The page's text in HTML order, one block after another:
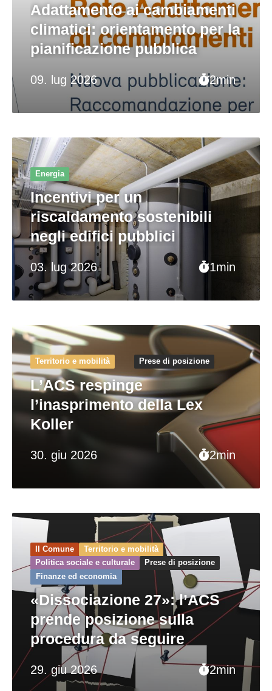
09. lug 2026 2min
Adattamento ai cambiamenti
climatici: orientamento per la
pianificazione pubblica
03. lug 2026 1min
Energia
Incentivi per un
riscaldamento sostenibili
negli edifici pubblici
30. giu 2026 2min
Territorio e mobilità Prese di posizione
L’ACS respinge
l’inasprimento della Lex
Koller
29. giu 2026 2min
Il Comune
Territorio e mobilità
Politica sociale e culturale
Prese di posizione
Finanze ed economia
«Dissociazione 27»: l’ACS
prende posizione sulla
procedura da seguire